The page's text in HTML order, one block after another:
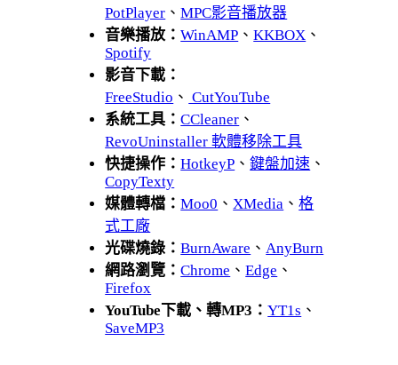
PotPlayer 、MPC影音播放器
音樂播放：WinAMP 、KKBOX 、
Spotify
影音下載：
FreeStudio 、 CutYouTube
系統工具：CCleaner 、
RevoUninstaller 軟體移除工具
快捷操作：HotkeyP 、鍵盤加速 、
CopyTexty
媒體轉檔：Moo0 、 XMedia 、格
式工廠
光碟燒錄：BurnAware 、 AnyBurn
網路瀏覽：Chrome 、Edge 、
Firefox
YouTube下載、轉MP3：YT1s 、
SaveMP3